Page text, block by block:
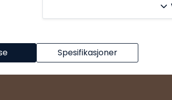
Spesifikasjoner